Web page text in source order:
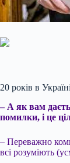
20 років в
– А як вам
помилки, і це
– Переважно
всі розуміють